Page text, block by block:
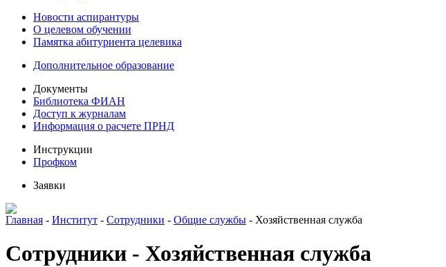
Новости аспирантуры
О целевом обучении
Памятка абитуриента целевика
Дополнительное образование
Документы
Библиотека ФИАН
Доступ к журналам
Информация о расчете ПРНД
Инструкции
Профком
Заявки
Главная - Институт - Сотрудники - Общие службы - Хозяйственная служба
Сотрудники - Хозяйственная служба